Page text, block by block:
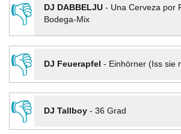
👎
DJ DABBELJU- Una Cerveza por
Bodega-Mix
👎
DJ Feuerapfel - Einhörner (Iss sie
👎
DJ Tallboy- 36 Grad